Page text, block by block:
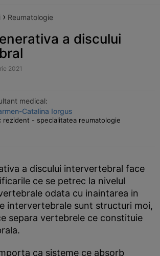
› Reumatologie
a discului
2021
medical:
Catalina Iorgus
rezident - specialitatea reumatologie
a discului intervertebral face
ce se petrec la nivelul
odata cu inaintarea in
intervertebrale sunt structuri moi,
separa vertebrele ce constituie
ca sisteme ce absorb